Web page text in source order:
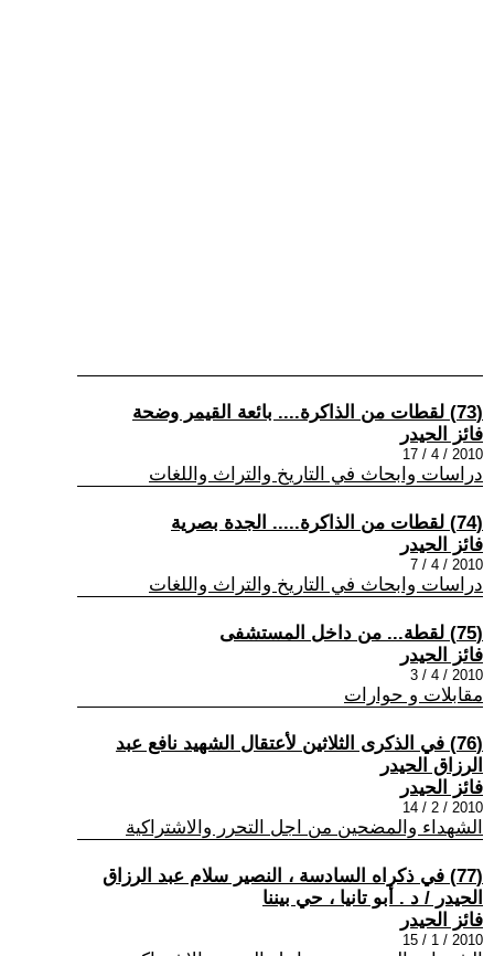
(73) لقطات من الذاكرة.... بائعة القيمر وضحة
فائز الحيدر
2010 / 4 / 17
دراسات وابحاث في التاريخ والتراث واللغات
(74) لقطات من الذاكرة..... الجدة بصرية
فائز الحيدر
2010 / 4 / 7
دراسات وابحاث في التاريخ والتراث واللغات
(75) لقطة... من داخل المستشفى
فائز الحيدر
2010 / 4 / 3
مقابلات و حوارات
(76) في الذكرى الثلاثين لأعتقال الشهيد نافع عبد
الرزاق الحيدر
فائز الحيدر
2010 / 2 / 14
الشهداء والمضحين من اجل التحرر والاشتراكية
(77) في ذكراه السادسة ، النصير سلام عبد الرزاق
الحيدر / د . أبو تانيا ، حي بيننا
فائز الحيدر
2010 / 1 / 15